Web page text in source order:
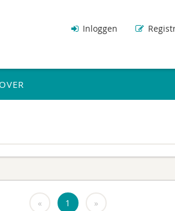
Inloggen
OVER
« 1 »